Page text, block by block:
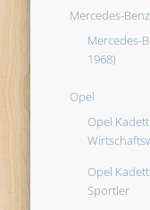
Mercedes-Benz
Mercedes-
1968)
Opel
Opel
Opel
Sportler